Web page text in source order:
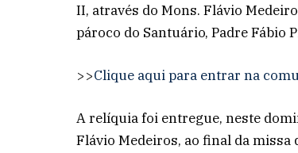
II, através do Mons. Flávio
pároco do Santuário, Padre Fábio
>>Clique aqui para entrar na
A relíquia foi entregue, neste
Flávio Medeiros, ao final da